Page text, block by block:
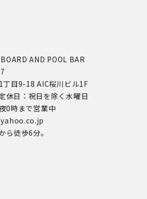
AND POOL BAR
丁目9-18 AIC桜川ビル1F
休日：祝日を除く水曜日
0時まで営業中
ら徒歩6分。